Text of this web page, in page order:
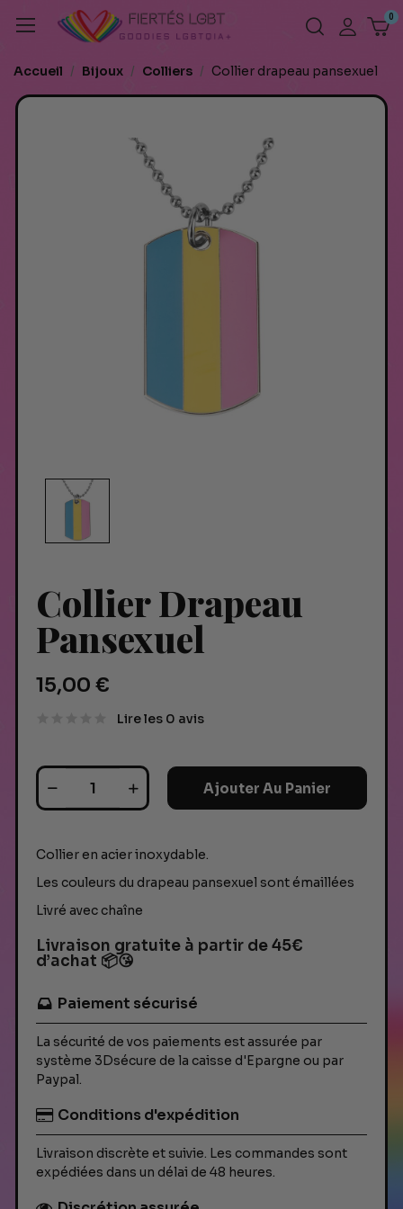
Accueil Bijoux Colliers Collier drapeau pansexuel
Collier Drapeau
Pansexuel
15,00 €
Lire les 0 avis
Ajouter Au Panier
Collier en acier inoxydable.
Les couleurs du drapeau pansexuel sont émaillées
Livré avec chaîne
Livraison gratuite à partir de 45€
d’achat 📦😘
Paiement sécurisé
La sécurité de vos paiements est assurée par
système 3Dsécure de la caisse d'Epargne ou par
Paypal.
Conditions d'expédition
Livraison discrète et suivie. Les commandes sont
expédiées dans un délai de 48 heures.